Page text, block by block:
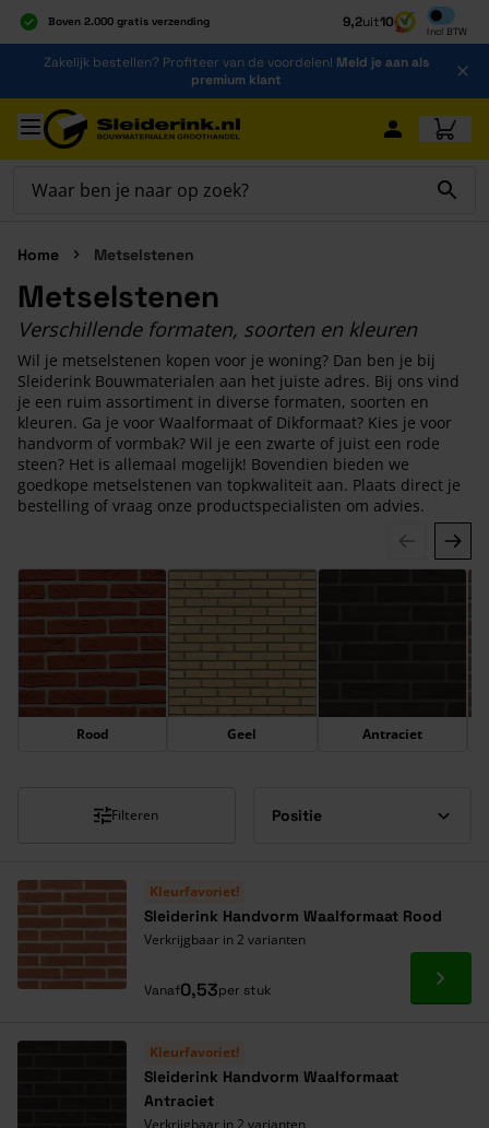
Boven 2.000 gratis verzending
Al 40 jaar dé specialist
Alles onder één dak
9,2uit10
Incl BTW
Inclusief
Ga naar de inhoud
Zakelijk bestellen? Profiteer van de voordelen! Meld je aan als
premium klant
Ga naar hoofdinhoud
Home Metselstenen
Metselstenen
Verschillende formaten, soorten en kleuren
Wil je metselstenen kopen voor je woning? Dan ben je bij
Sleiderink Bouwmaterialen aan het juiste adres. Bij ons vind
je een ruim assortiment in diverse formaten, soorten en
kleuren. Ga je voor Waalformaat of Dikformaat? Kies je voor
handvorm of vormbak? Wil je een zwarte of juist een rode
steen? Het is allemaal mogelijk! Bovendien bieden we
goedkope metselstenen van topkwaliteit aan. Plaats direct je
bestelling of vraag onze productspecialisten om advies.
Druk om carrousel over te slaan
Rood Geel Antraciet
Filteren
Kleurfavoriet!
Sleiderink Handvorm Waalformaat Rood
Verkrijgbaar in 2 varianten
Vanaf0,53per stuk Ga
Kleurfavoriet!
Sleiderink Handvorm Waalformaat
Antraciet